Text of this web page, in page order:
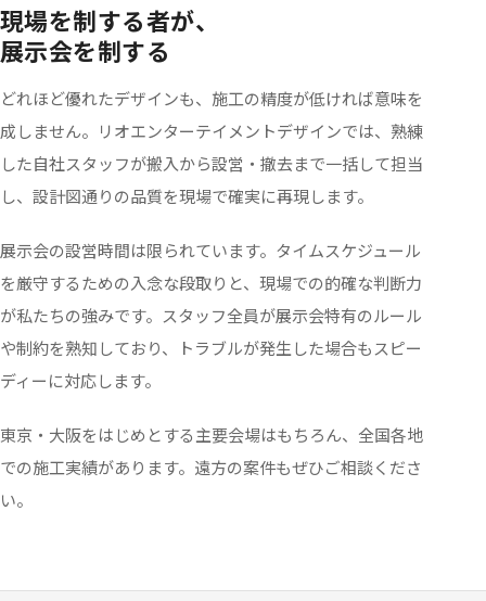
現場を制する者が、
展示会を制する
どれほど優れたデザインも、施工の精度が低ければ意味を
成しません。リオエンターテイメントデザインでは、熟練
した自社スタッフが搬入から設営・撤去まで一括して担当
し、設計図通りの品質を現場で確実に再現します。
展示会の設営時間は限られています。タイムスケジュール
を厳守するための入念な段取りと、現場での的確な判断力
が私たちの強みです。スタッフ全員が展示会特有のルール
や制約を熟知しており、トラブルが発生した場合もスピー
ディーに対応します。
東京・大阪をはじめとする主要会場はもちろん、全国各地
での施工実績があります。遠方の案件もぜひご相談くださ
い。